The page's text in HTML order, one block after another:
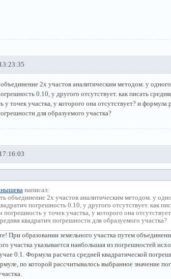
объединение 2х участов аналитическим методом. у
0.10, у другого отсутствует. как писать
у точек участка, у которого она отсутствует? и формула
для образуемого участка?
написал:
объединение 2х участов аналитическим методом. у
погрешность 0.10, у другого отсутствует. как
погрешность у точек участка, у которого она
квадратич погрешности для образуемого участка?
При образовании земельного участка путем
участка указывается наибольшая из погрешностей
0.1. Формула расчета средней квадратической
по которой рассчитывалось выбранное значение